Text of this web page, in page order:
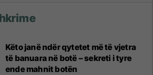
Këto janë ndër qytetet më të vjetra
të banuara në botë – sekreti i tyre
ende mahnit botën